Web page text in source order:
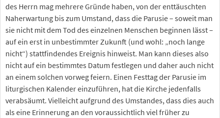
des Herrn mag mehrere Gründe haben, von der enttäuschten
Naherwartung bis zum Umstand, dass die Parusie – soweit man
sie nicht mit dem Tod des einzelnen Menschen beginnen lässt –
auf ein erst in unbestimmter Zukunft (und wohl: „noch lange
nicht“) stattfindendes Ereignis hinweist. Man kann dieses also
nicht auf ein bestimmtes Datum festlegen und daher auch nicht
an einem solchen vorweg feiern. Einen Festtag der Parusie im
liturgischen Kalender einzuführen, hat die Kirche jedenfalls
verabsäumt. Vielleicht aufgrund des Umstandes, dass dies auch
als eine Erinnerung an den voraussichtlich viel früher zu